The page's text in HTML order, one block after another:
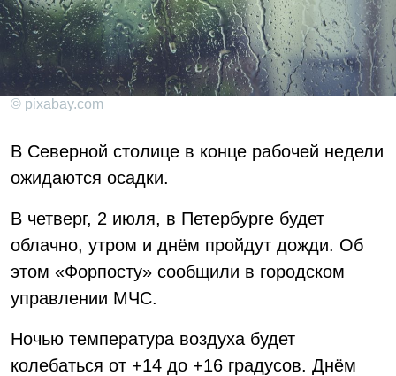
© pixabay.com
В Северной столице в конце рабочей недели
ожидаются осадки.
В четверг, 2 июля, в Петербурге будет
облачно, утром и днём пройдут дожди. Об
этом «Форпосту» сообщили в городском
управлении МЧС.
Ночью температура воздуха будет
колебаться от +14 до +16 градусов. Днём